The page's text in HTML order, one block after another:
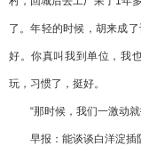
了。年轻的时候，胡来成
好。你真叫我到单位，我
玩，习惯了，挺好。
“那时候，我们一激动就
早报：能谈谈白洋淀插